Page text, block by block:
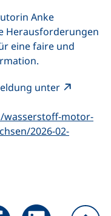
Anke
Herausforderungen
eine faire und
unter
motor-
2026-02-
Fenster)
über Facebook teilen
Seite über